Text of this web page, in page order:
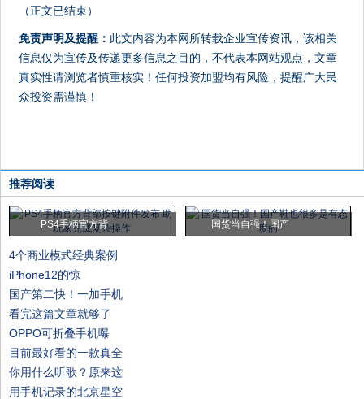
（正文已结束）
免责声明及提醒： 此文内容为本网所转载企业宣传资讯，该相关
信息仅为宣传及传递更多信息之目的，不代表本网站观点，文章
真实性请浏览者慎重核实！任何投资加盟均有风险，提醒广大民
众投资需谨慎！
推荐阅读
PS4手柄官方背 国货当自强！国产
4个商业模式经典案例
iPhone12的惊
国产第二快！一加手机
看完这篇文章就够了
OPPO可折叠手机曝
目前最好看的一款真全
你用什么听歌？原来这
用手机记录的北京星空